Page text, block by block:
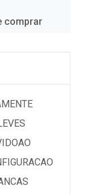
comprar